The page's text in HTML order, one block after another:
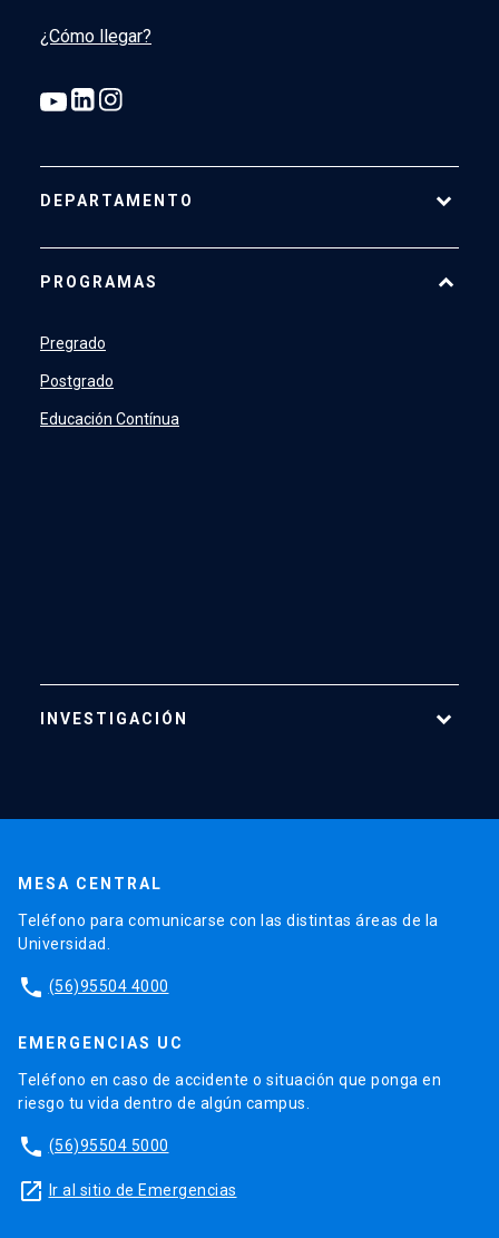
¿Cómo llegar?
DEPARTAMENTO
Académicos
Profesionales y Administrativos
Estudiantes
PROGRAMAS
Pregrado
Postgrado
Educación Contínua
INVESTIGACIÓN
Centros
Proyectos
Laboratorios
MESA CENTRAL
Teléfono para comunicarse con las distintas áreas de la
Universidad.
phone (56)95504 4000
EMERGENCIAS UC
Teléfono en caso de accidente o situación que ponga en
riesgo tu vida dentro de algún campus.
phone (56)95504 5000
launch Ir al sitio de Emergencias